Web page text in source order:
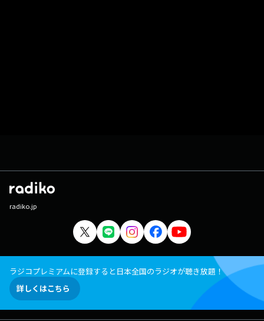
radiko.jp
ラジコプレミアムに登録すると日本全国のラジオが聴き放題！
詳しくはこちら